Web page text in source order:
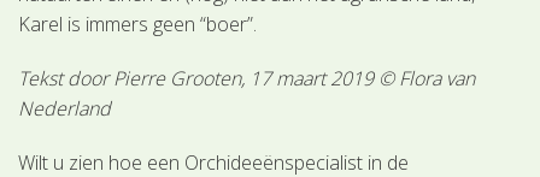
Karel is immers geen “boer”.
Tekst door Pierre Grooten, 17 maart 2019 © Flora van
Nederland
Wilt u zien hoe een Orchideeënspecialist in de